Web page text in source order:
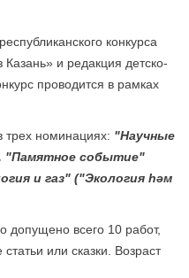
конкурса
и редакция детско-
проводится в рамках
трех номинациях: "Научные
"Памятное событие"
и газ" ("Экология һәм
допущено всего 10 работ,
или сказки. Возраст